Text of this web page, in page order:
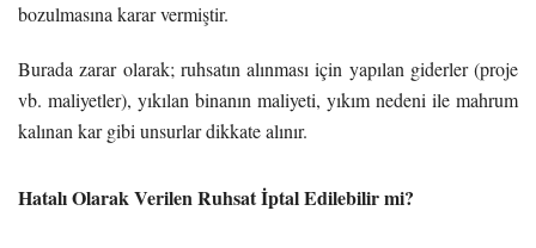
bozulmasına karar vermiştir.
Burada zarar olarak; ruhsatın alınması için yapılan giderler (proje
vb. maliyetler), yıkılan binanın maliyeti, yıkım nedeni ile mahrum
kalınan kar gibi unsurlar dikkate alınır.
Hatalı Olarak Verilen Ruhsat İptal Edilebilir mi?